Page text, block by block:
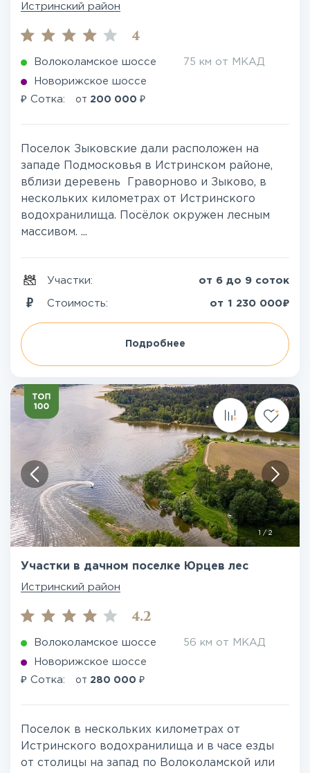
Истринский район
4
Волоколамское шоссе 75 км от МКАД
Новорижское шоссе
₽ Сотка: от 200 000 ₽
Поселок Зыковские дали расположен на
западе Подмосковья в Истринском районе,
вблизи деревень Граворново и Зыково, в
нескольких километрах от Истринского
водохранилища. Посёлок окружен лесным
массивом. ...
Участки: от 6 до 9 соток
Стоимость: от 1 230 000₽
Подробнее
/ 2
Участки в дачном поселке Юрцев лес
Истринский район
4.2
Волоколамское шоссе 56 км от МКАД
Новорижское шоссе
₽ Сотка: от 280 000 ₽
Поселок в нескольких километрах от
Истринского водохранилища и в часе езды
от столицы на запад по Волоколамской или